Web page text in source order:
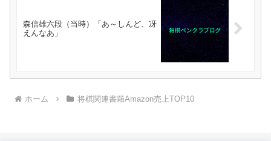
森信雄六段（当時）「あ～しんど、冴
えんなあ」
ホーム 将棋関連書籍Amazon売上TOP10